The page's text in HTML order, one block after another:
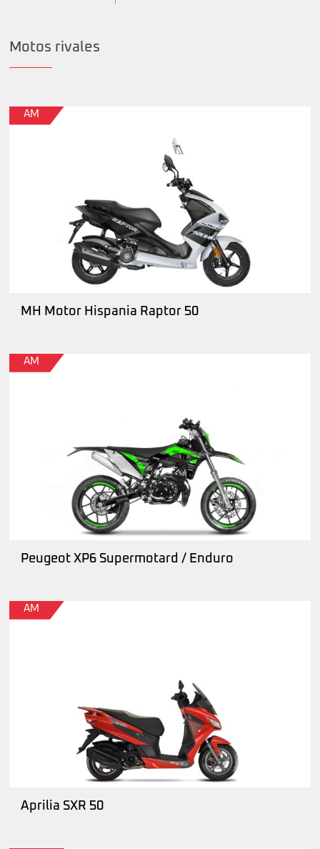
Motos rivales
AM
MH Motor Hispania Raptor 50
AM
Peugeot XP6 Supermotard / Enduro
AM
Aprilia SXR 50